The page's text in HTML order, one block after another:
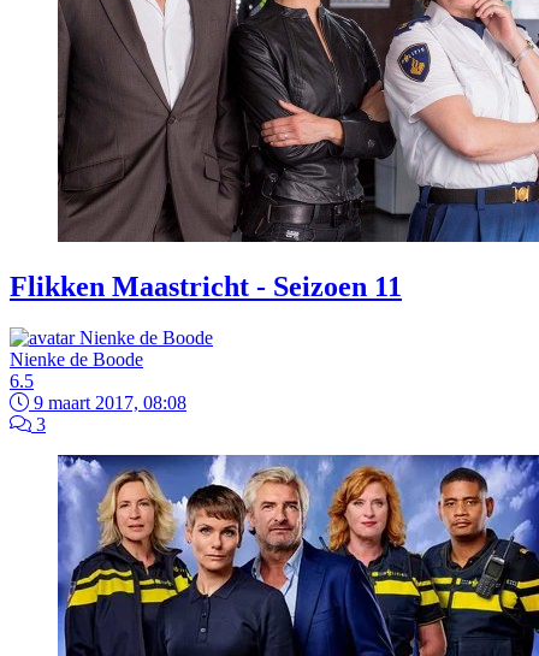
Flikken Maastricht - Seizoen 11
Nienke de Boode
6.5
9 maart 2017, 08:08
3